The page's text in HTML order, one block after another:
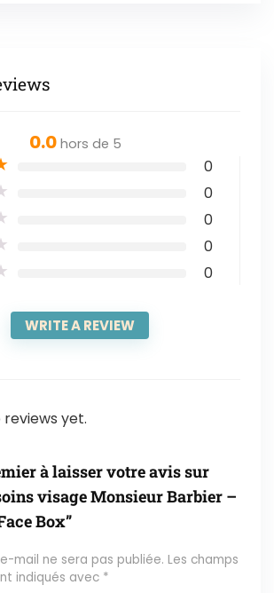
0.0 hors de 5
0
0
0
0
0
WRITE A REVIEW
yet.
à laisser votre avis sur
visage Monsieur Barbier –
Box”
mail ne sera pas publiée. Les champs
indiqués avec *